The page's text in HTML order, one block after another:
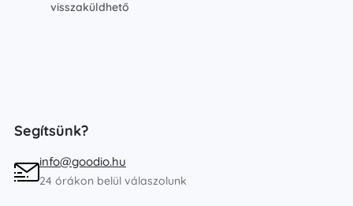
visszaküldhető
Segítsünk?
info@goodio.hu
24 órákon belül válaszolunk